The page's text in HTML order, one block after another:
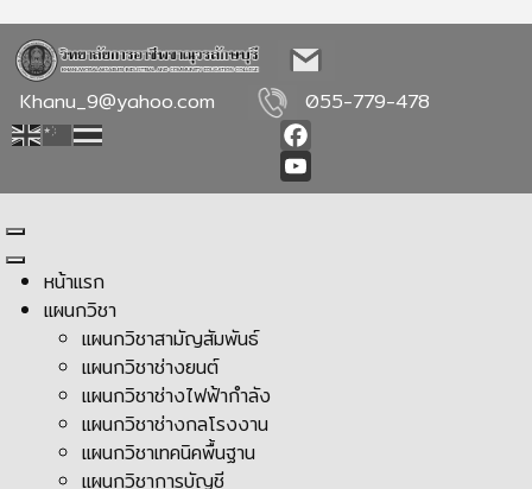
Khanu_9@yahoo.com 055-779-478
Facebook
YouTube
หน้าแรก
แผนกวิชา
แผนกวิชาสามัญสัมพันธ์
แผนกวิชาช่างยนต์
แผนกวิชาช่างไฟฟ้ากำลัง
แผนกวิชาช่างกลโรงงาน
แผนกวิชาเทคนิคพื้นฐาน
แผนกวิชาการบัญชี